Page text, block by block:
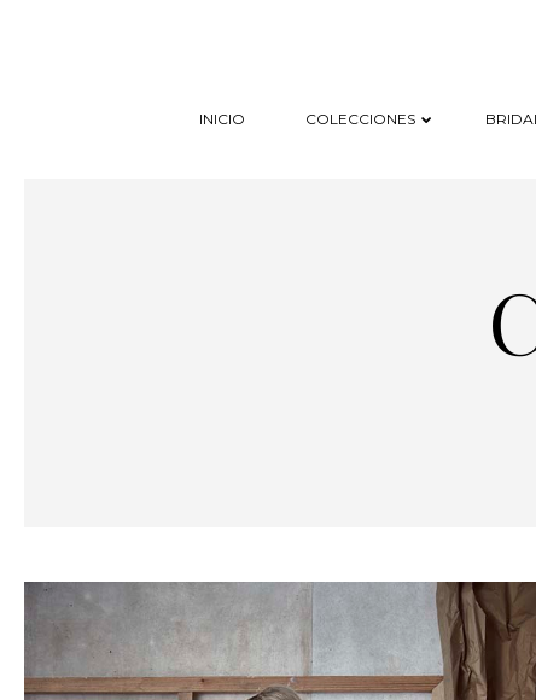
INICIO COLECCIONES